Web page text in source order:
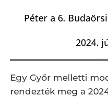
Péter a 6.
2024.
Egy Győr melletti
rendezték meg a